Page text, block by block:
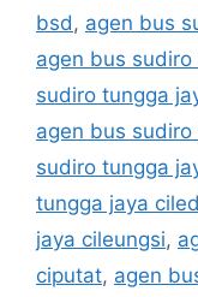
bsd , agen bus
agen bus
sudiro tungga
agen bus
sudiro tungga
tungga jaya
jaya cileungsi,
ciputat, agen